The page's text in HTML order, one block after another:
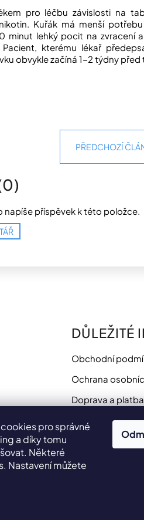
pro správné
a díky tomu
Některé
Nastavení můžete
pro léčbu závislosti na
Kuřák má menší
minut lehký pocit na zvracení
kterému lékař
obvykle začíná 1-2 týdny
PŘEDCHOZÍ
napíše příspěvek k této položce.
DŮLEŽITÉ
Obchodní
Ochrana
Doprava a platba
Potřebujete